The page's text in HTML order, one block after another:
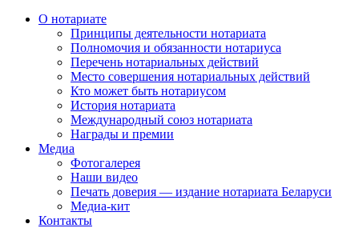
О нотариате
Принципы деятельности нотариата
Полномочия и обязанности нотариуса
Перечень нотариальных действий
Место совершения нотариальных действий
Кто может быть нотариусом
История нотариата
Международный союз нотариата
Награды и премии
Медиа
Фотогалерея
Наши видео
Печать доверия — издание нотариата Беларуси
Медиа-кит
Контакты